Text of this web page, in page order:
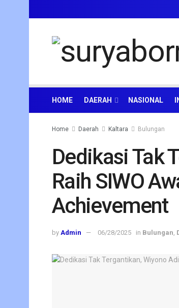
HOME DAERAH NASIONAL
Home Daerah Kaltara Bulungan
Dedikasi Tak
Raih SIWO
Achievement
by Admin 06/28/2025 in Bulungan